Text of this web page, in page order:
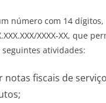
número com 14
XXXX-XX, que
atividades:
notas fiscais de